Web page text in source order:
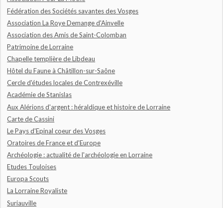
Fédération des Sociétés savantes des Vosges
Association La Roye Demange d'Ainvelle
Association des Amis de Saint-Colomban
Patrimoine de Lorraine
Chapelle templière de Libdeau
Hôtel du Faune à Châtillon-sur-Saône
Cercle d'études locales de Contrexéville
Académie de Stanislas
Aux Alérions d'argent : héraldique et histoire de Lorraine
Carte de Cassini
Le Pays d'Epinal coeur des Vosges
Oratoires de France et d'Europe
Archéologie : actualité de l'archéologie en Lorraine
Etudes Touloises
Europa Scouts
La Lorraine Royaliste
Suriauville